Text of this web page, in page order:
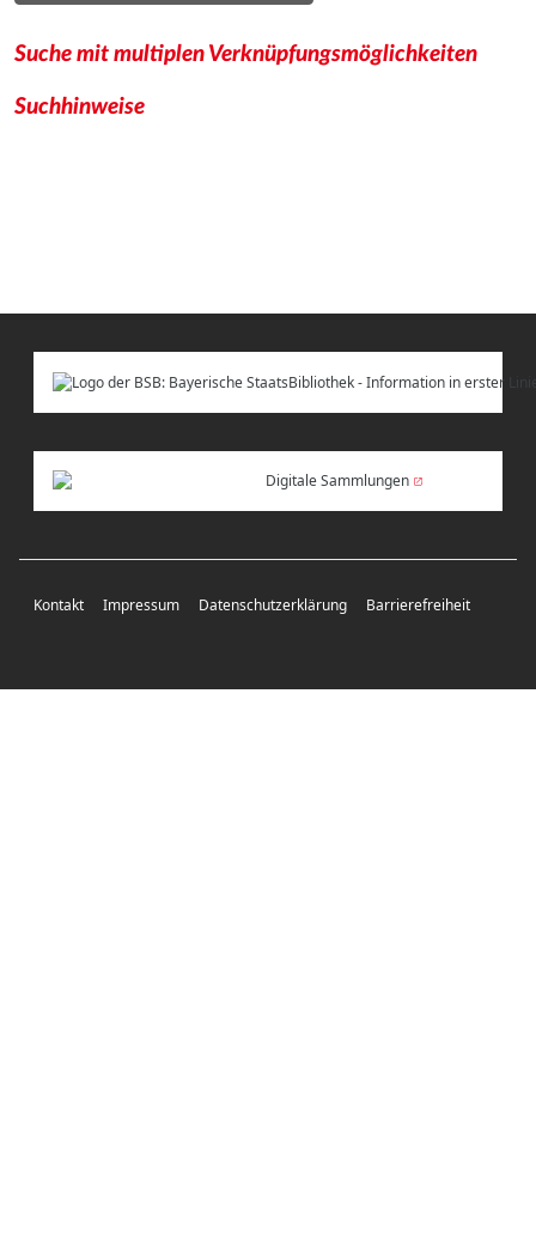
Suche mit multiplen Verknüpfungsmöglichkeiten
Suchhinweise
Digitale Sammlungen
Kontakt Impressum Datenschutzerklärung Barrierefreiheit